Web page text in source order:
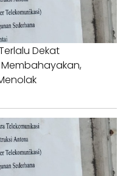
Dekat